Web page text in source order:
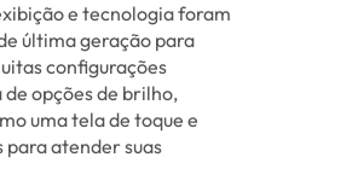
e tecnologia foram
última geração para
configurações
opções de brilho,
uma tela de toque e
para atender suas